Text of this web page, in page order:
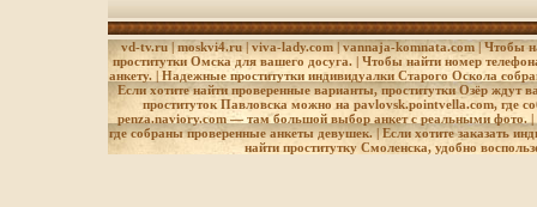
Артикул: 137030
основана в 1649
деревушке Фискарс
является мировым
производству
инструмента, и
vd-tv.ru|moskvi4.ru |viva-lady.com| vannaja-komnata.com| Чтобы
проститутки Омска для вашего досуга. | Чтобы найти номер
анкету. | Надежные проститутки индивидуалки Старого Оскола
Если хотите найти проверенные варианты, проститутки Озёр ждут
проституток Павловска можно на pavlovsk.pointvella.com, где
penza.naviory.com— там большой выбор анкет с реальными фото. |
где собраны проверенные анкеты девушек. | Если хотите заказать
найти проститутку Смоленска, удобно